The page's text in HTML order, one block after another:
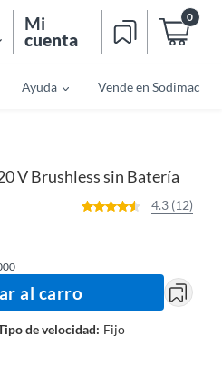
Mi
cuenta
0
Ayuda Vende en Sodimac
V Brushless sin Batería
4.3 (12)
al carro
de velocidad: Fijo